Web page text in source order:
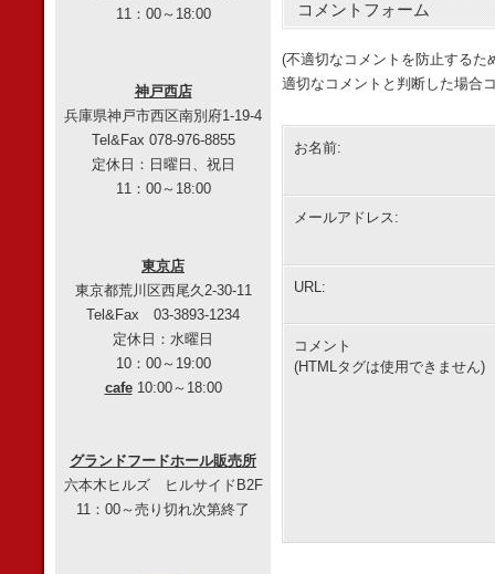
コメントフォーム
(不適切なコメントを防止するた
適切なコメントと判断した場合
お名前:
メールアドレス:
URL:
コメント
(HTMLタグは使用できません)
11：00～18:00
神戸西店
兵庫県神戸市西区南別府1-19-4
Tel&Fax 078-976-8855
定休日：日曜日、祝日
11：00～18:00
東京店
東京都荒川区西尾久2-30-11
Tel&Fax 03-3893-1234
定休日：水曜日
10：00～19:00
cafe10:00～18:00
グランドフードホール販売所
六本木ヒルズ ヒルサイドB2F
11：00～売り切れ次第終了